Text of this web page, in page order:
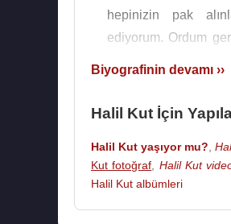
hepinizin pak
ediyorum. Ordum
general, 481 subay
de 30 bin zayiat
bakılınca, cihanı
Biyografinin devamı ››
Halil Kut İçin
Halil Kut yaşıyor mu?
Kut fotoğraf
Halil Kut
Halil Kut albümleri